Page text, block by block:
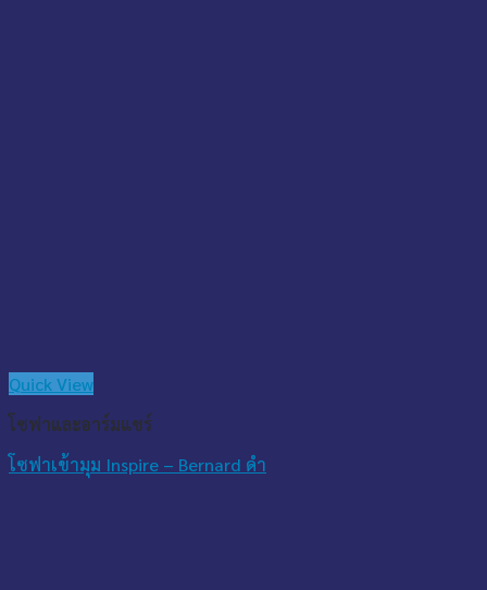
Quick View
โซฟาและอาร์มแชร์
โซฟาเข้ามุม Inspire – Bernard ดำ